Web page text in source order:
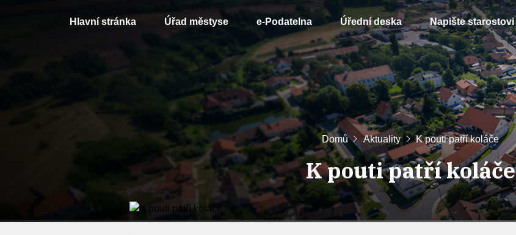
Hlavní stránka Úřad městyse e-Podatelna Úřední deska Napište starostovi
Domů Aktuality K pouti patří koláče
K pouti patří koláče